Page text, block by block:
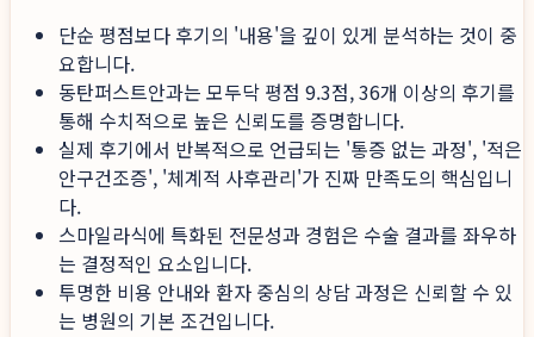
단순 평점보다 후기의 '내용'을 깊이 있게 분석하는 것이 중
요합니다.
동탄퍼스트안과는 모두닥 평점 9.3점, 36개 이상의 후기를
통해 수치적으로 높은 신뢰도를 증명합니다.
실제 후기에서 반복적으로 언급되는 '통증 없는 과정', '적은
안구건조증', '체계적 사후관리'가 진짜 만족도의 핵심입니
다.
스마일라식에 특화된 전문성과 경험은 수술 결과를 좌우하
는 결정적인 요소입니다.
투명한 비용 안내와 환자 중심의 상담 과정은 신뢰할 수 있
는 병원의 기본 조건입니다.